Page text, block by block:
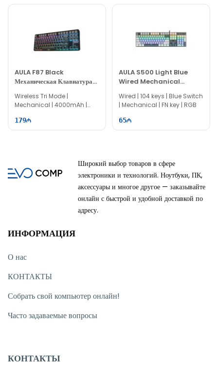
AULA F87 Black
Механическая Клавиатура
Space Crystal Switch
Wireless Tri Mode |
Mechanical | 4000mAh |
179
AULA S500 Light Blue
Wired Mechanical
Игровая Клавиатура
Wired | 104 keys | Blue Switch
| Mechanical | FN key | RGB
65
Широкий выбор товаров в сфере
электроники и технологий. Ноутбуки, ПК,
аксессуары и многое другое — заказывайте
онлайн с быстрой и удобной доставкой по
адресу.
ИНФОРМАЦИЯ
О нас
КОНТАКТЫ
Собрать свой компьютер онлайн!
Часто задаваемые вопросы
КОНТАКТЫ